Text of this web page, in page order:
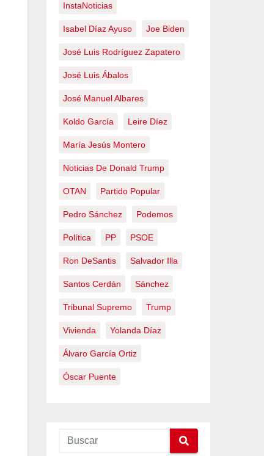
InstaNoticias
Isabel Díaz Ayuso Joe Biden
José Luis Rodríguez Zapatero
José Luis Ábalos
José Manuel Albares
Koldo García Leire Díez
María Jesús Montero
Noticias De Donald Trump
OTAN Partido Popular
Pedro Sánchez Podemos
Política PP PSOE
Ron DeSantis Salvador Illa
Santos Cerdán Sánchez
Tribunal Supremo Trump
Vivienda Yolanda Díaz
Álvaro García Ortiz
Óscar Puente